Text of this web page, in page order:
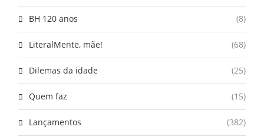
BH 120 anos (8)
LiteralMente, mãe! (68)
Dilemas da idade (25)
Quem faz (15)
Lançamentos (382)